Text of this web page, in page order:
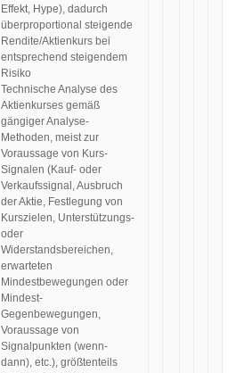
Effekt, Hype), dadurch
überproportional steigende
Rendite/Aktienkurs bei
entsprechend steigendem
Risiko
Technische Analyse des
Aktienkurses gemäß
gängiger Analyse-
Methoden, meist zur
Voraussage von Kurs-
Signalen (Kauf- oder
Verkaufssignal, Ausbruch
der Aktie, Festlegung von
Kurszielen, Unterstützungs-
oder
Widerstandsbereichen,
erwarteten
Mindestbewegungen oder
Mindest-
Gegenbewegungen,
Voraussage von
Signalpunkten (wenn-
dann), etc.), größtenteils